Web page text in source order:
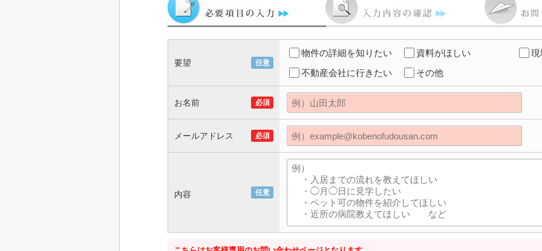
要望 任意
物件の詳細を知りたい 資料がほしい
現
不動産会社に行きたい
その他
お名前 必須
メールアドレス 必須
内容 任意